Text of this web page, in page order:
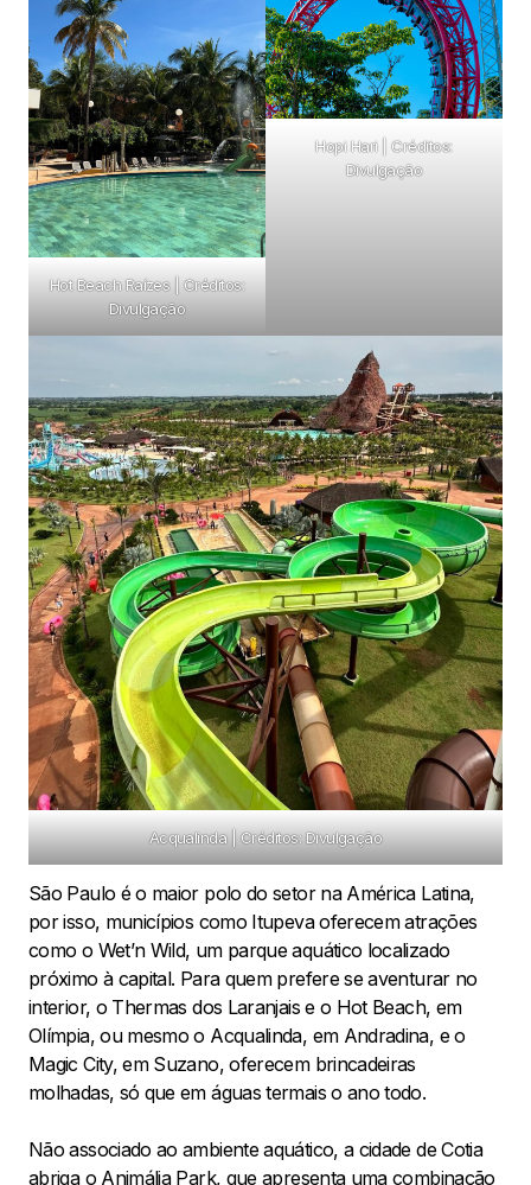
Hot Beach Raízes | Créditos:
Divulgação
Hopi Hari | Créditos:
Divulgação
Acqualinda | Créditos: Divulgação
São Paulo é o maior polo do setor na América Latina,
por isso, municípios como Itupeva oferecem atrações
como o Wet’n Wild, um parque aquático localizado
próximo à capital. Para quem prefere se aventurar no
interior, o Thermas dos Laranjais e o Hot Beach, em
Olímpia, ou mesmo o Acqualinda, em Andradina, e o
Magic City, em Suzano, oferecem brincadeiras
molhadas, só que em águas termais o ano todo.
Não associado ao ambiente aquático, a cidade de Cotia
abriga o Animália Park, que apresenta uma combinação